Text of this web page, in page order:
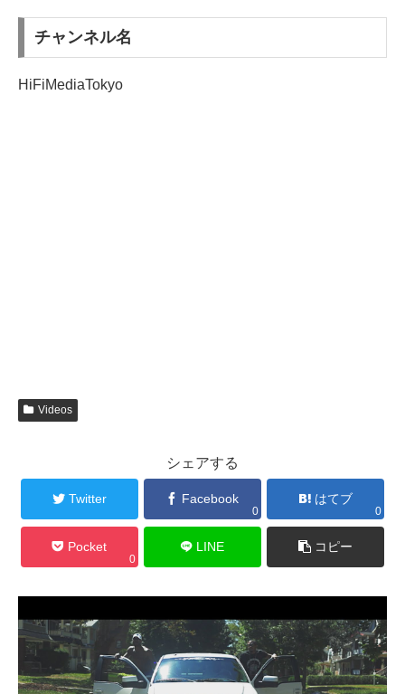
チャンネル名
HiFiMediaTokyo
Videos
シェアする
Twitter Facebook
0
はてブ
0
Pocket
0
LINE コピー